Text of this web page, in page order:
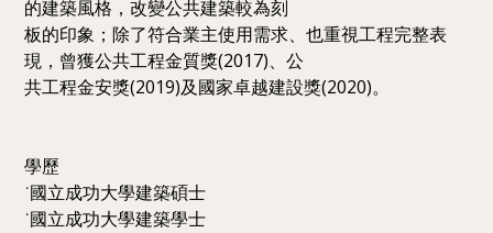
的建築風格，改變公共建築較為刻
板的印象；除了符合業主使用需求、也重視工程完整表
現，曾獲公共工程金質獎(2017)、公
共工程金安獎(2019)及國家卓越建設獎(2020)。
學歷
˙國立成功大學建築碩士
˙國立成功大學建築學士